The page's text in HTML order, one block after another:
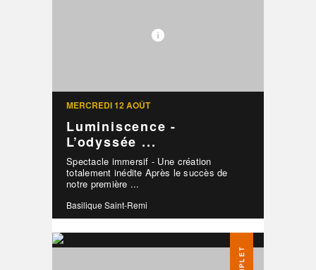
MERCREDI 12 AOÛT
Luminiscence -
L’odyssée ...
Spectacle immersif - Une création
totalement inédite Après le succès de
notre première ...
Basilique Saint-Remi